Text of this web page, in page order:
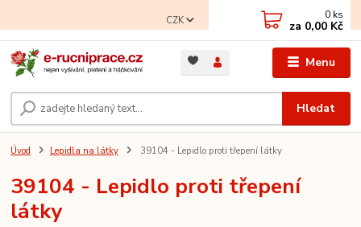
Menu
CZK
Hledat
0 ks
za 0,00 Kč
Úvod Lepidla na látky 39104 - Lepidlo proti třepení látky
39104 - Lepidlo proti třepení
látky